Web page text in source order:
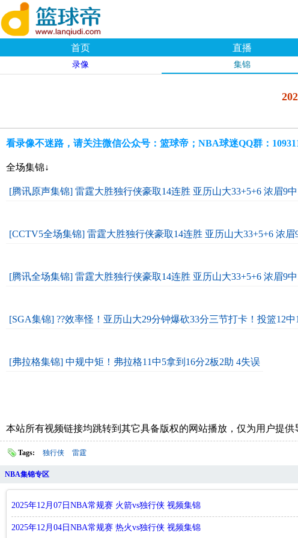
首页 直播
录像 集锦
看录像不迷路，请关注微信公众号：篮球帝；NBA球迷QQ群：
全场集锦↓
[腾讯原声集锦] 雷霆大胜独行侠豪取14连胜 亚历山大33+5+6 浓眉9
[CCTV5全场集锦] 雷霆大胜独行侠豪取14连胜 亚历山大33+5+6 浓眉
[腾讯全场集锦] 雷霆大胜独行侠豪取14连胜 亚历山大33+5+6 浓眉9
[SGA集锦] ??效率怪！亚历山大29分钟爆砍33分三节打卡！投篮12中
[弗拉格集锦] 中规中矩！弗拉格11中5拿到16分2板2助 4失误
本站所有视频链接均跳转到其它具备版权的网站播放，仅为用户提供
Tags: 独行侠 雷霆
NBA集锦专区
2025年12月07日NBA常规赛 火箭vs独行侠 视频集锦
2025年12月04日NBA常规赛 热火vs独行侠 视频集锦